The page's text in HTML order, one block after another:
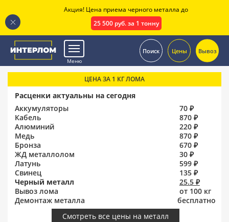
Меню
Поиск Цены Вывоз
ЦЕНА ЗА 1 КГ ЛОМА
Расценки актуальны на сегодня
Аккумуляторы
70 ₽
Кабель
870 ₽
Алюминий
220 ₽
Медь
870 ₽
Бронза
670 ₽
ЖД металлолом
30 ₽
Латунь
599 ₽
Свинец
135 ₽
Черный металл
25.5 ₽
Вывоз лома
от 100 кг
Демонтаж металла
бесплатно
Смотреть все цены на металл
Акция! Цена приема черного металла до
25 500 руб. за 1 тонну
.